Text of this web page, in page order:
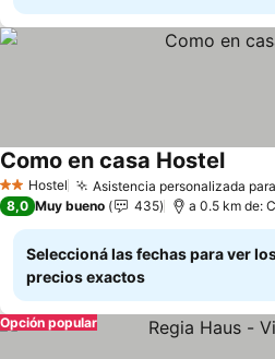
2 Estrellas
Hostel Asistencia personalizada
Como en casa Hostel
8,0 Muy bueno 435 a 0.5 km de:
Seleccioná las fechas para ver
precios exactos
Opción popular